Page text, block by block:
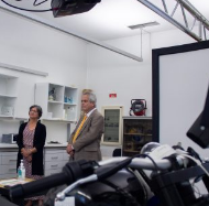
a Reitora da Universidade Pernambuco
Socorro de Mendonça Cavalcanti, e o
visitaram a Escola de
relação de proximidade de longa data. A
Presidente da Escola […]